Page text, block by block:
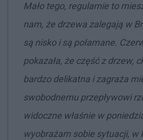
Mało tego, regularnie to
nam, że drzewa zalegają w
są nisko i są połamane.
pokazała, że część z drzew,
bardzo delikatna i zagraża
swobodnemu przepływowi
widoczne właśnie w
wyobrażam sobie sytuacji, w